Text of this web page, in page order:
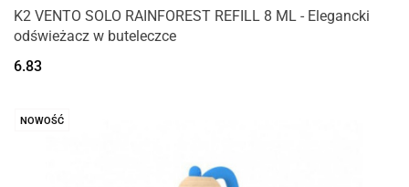
K2 VENTO SOLO RAINFOREST REFILL 8 ML - Elegancki
odświeżacz w buteleczce
6.83
NOWOŚĆ